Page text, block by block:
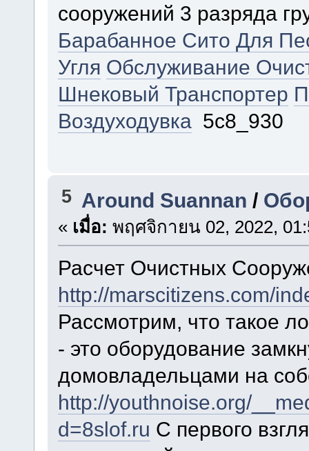
сооружений 3 разряда
Барабанное Сито Для
Угля Обслуживание
Шнековый Транспортер
Воздуходувка 5c8_930
5 Around Suannan /
« เมื่อ: พฤศจิกายน 02, 2022,
Расчет Очистных
http://marscitizens.com/
Рассмотрим, что такое
- это оборудование
домовладельцами на
http://youthnoise.org/
d=8slof.ru С первого